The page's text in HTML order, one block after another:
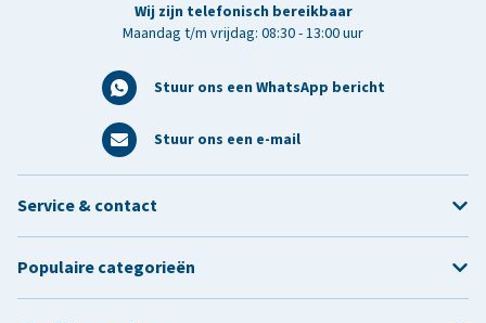
Wij zijn telefonisch bereikbaar
Maandag t/m vrijdag: 08:30 - 13:00 uur
Stuur ons een WhatsApp bericht
Stuur ons een e-mail
Service & contact
Populaire categorieën